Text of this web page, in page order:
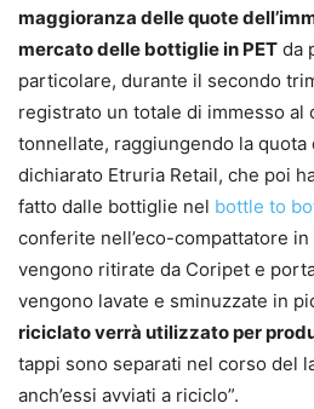
maggioranza delle quote
mercato delle bottiglie in PET da
particolare, durante il secondo
registrato un totale di immesso al
tonnellate, raggiungendo la quota
dichiarato Etruria Retail, che poi
fatto dalle bottiglie nel bottle to
conferite nell’eco-compattatore
vengono ritirate da Coripet e
vengono lavate e sminuzzate in
riciclato verrà utilizzato per
tappi sono separati nel corso del
anch’essi avviati a riciclo”.